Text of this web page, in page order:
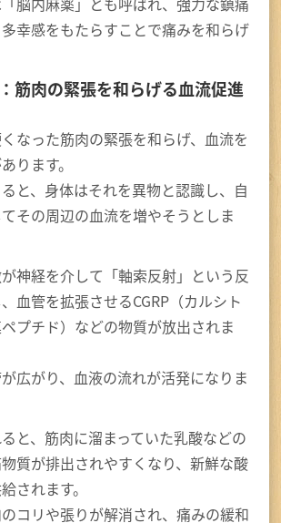
幸感をもたらすことで痛みを和らげ
筋肉の緊張を和らげる血流促進
なった筋肉の緊張を和らげ、血流を
ります。
と、身体はそれを異物と認識し、自
その周辺の血流を増やそうとしま
神経を介して「軸索反射」という反
血管を拡張させるCGRP（カルシト
プチド）などの物質が放出されま
広がり、血液の流れが活発になりま
と、筋肉に溜まっていた乳酸などの
質が排出されやすくなり、新鮮な酸
されます。
コリや張りが解消され、痛みの緩和